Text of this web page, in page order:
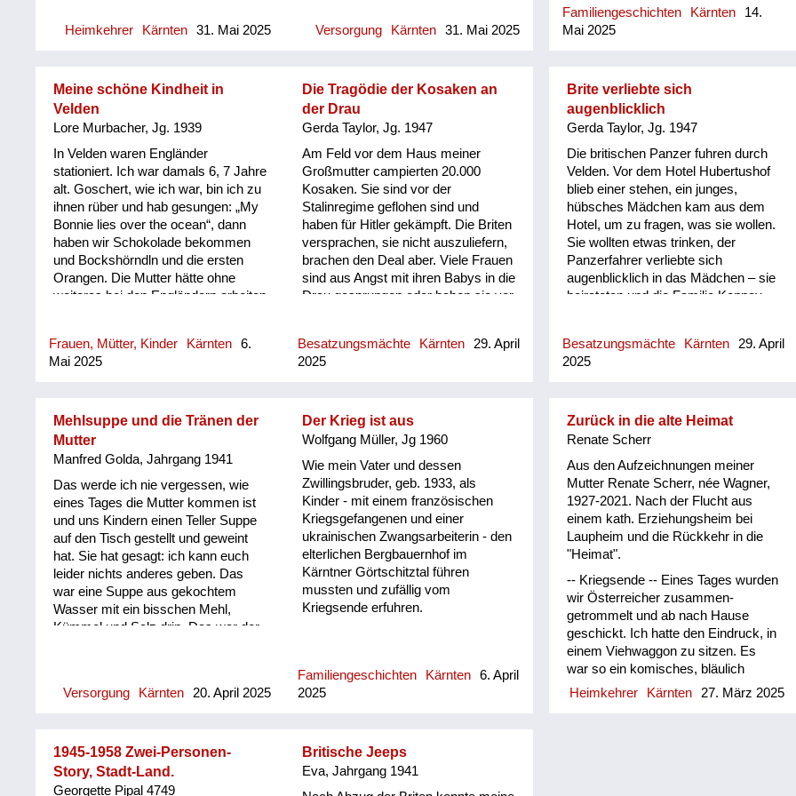
voller Schutt. A...
jetzt noch ein männliches Wesen im
Heimkehrer Kärnten 31. Mai 2025
ziemlich große Landwirtschaft
angepflanzt. Wir Kinder sind oft
tagsüber auf den Kartoffelacker
gegangen und haben die Erdäpfel
wir wieder heimkommen, ohne dass
das wer bemerkt. Es ist auch immer
ein Aufseher herumgegangen, der
aufgepasst hat, dass nichts
gestohlen wird. Wenn dann
abgeerntet war, dann durfte man
auch offiziell nach übriggebliebenen
Kartoffeln suchen. Da haben dann
abgesucht.
Versorgung Kärnten 31. Mai 2025
Familiengeschichten Kärnten
14.
Mai 2025
Meine schöne Kindheit in
Velden
Lore Murbacher, Jg. 1939
In Velden waren Engländer
stationiert. Ich war damals 6, 7 Jahre
alt. Goschert, wie ich war, bin ich zu
ihnen rüber und hab gesungen: „My
Bonnie lies over the ocean“, dann
haben wir Schokolade bekommen
und Bockshörndln und die ersten
Orangen. Die Mutter hätte ohne
weiteres bei den Engländern arbeiten
uns bleiben und sagte, sie wolle sich
den Engländern nicht auf den Schoß
Todeserklärung haben wir mehr
gekriegt. Wir haben gut gelebt, wir
haben vier Tennisplätze vor uns
einen Schilling die Stunde, dann zwei
Schilling zu zweit. Dann sind wir
jeden Tag ins Kino oder Eis essen
gegangen, wir zwei Fratzen, statt
unser geringes Einkommen
aufzubessern. Ich habe am Bacherl
Neunäugel mit der Hand gefischt.
Wir Kinder hatten ein freies Leben
Frauen, Mütter, Kinder Kärnten
6.
Mai 2025
Die Tragödie der Kosaken an
der Drau
Gerda Taylor, Jg. 1947
Am Feld vor dem Haus meiner
Großmutter campierten 20.000
Kosaken. Sie sind vor der
Stalinregime geflohen sind und
haben für Hitler gekämpft. Die Briten
versprachen, sie nicht auszuliefern,
brachen den Deal aber. Viele Frauen
sind aus Angst mit ihren Babys in die
Drau gesprungen oder haben sie vor
unserer Alm. Einige Kosakenkinder
sind von Einheimischen aufgezogen
Besatzungsmächte Kärnten
29. April
2025
Brite verliebte sich
augenblicklich
Gerda Taylor, Jg. 1947
Die britischen Panzer fuhren durch
Velden. Vor dem Hotel Hubertushof
blieb einer stehen, ein junges,
hübsches Mädchen kam aus dem
Hotel, um zu fragen, was sie wollen.
Sie wollten etwas trinken, der
Panzerfahrer verliebte sich
augenblicklich in das Mädchen – sie
heirateten und die Familie Kenney
Besatzungsmächte Kärnten
29. April
2025
Mehlsuppe und die Tränen der
Mutter
Manfred Golda, Jahrgang 1941
Das werde ich nie vergessen, wie
eines Tages die Mutter kommen ist
und uns Kindern einen Teller Suppe
auf den Tisch gestellt und geweint
hat. Sie hat gesagt: ich kann euch
leider nichts anderes geben. Das
war eine Suppe aus gekochtem
Wasser mit ein bisschen Mehl,
Kümmel und Salz drin. Das war der
Versorgung Kärnten 20. April 2025
Der Krieg ist aus
Wolfgang Müller, Jg 1960
Wie mein Vater und dessen
Zwillingsbruder, geb. 1933, als
Kinder - mit einem französischen
Kriegsgefangenen und einer
ukrainischen Zwangsarbeiterin - den
elterlichen Bergbauernhof im
Kärntner Görtschitztal führen
mussten und zufällig vom
Kriegsende erfuhren.
Familiengeschichten Kärnten
6. April
2025
Zurück in die alte Heimat
Renate Scherr
Aus den Aufzeichnungen meiner
Mutter Renate Scherr, née Wagner,
1927-2021. Nach der Flucht aus
einem kath. Erziehungsheim bei
Laupheim und die Rückkehr in die
"Heimat".
-- Kriegsende -- Eines Tages wurden
wir Österreicher zusammen-
getrommelt und ab nach Hause
geschickt. Ich hatte den Eindruck, in
einem Viehwaggon zu sitzen. Es
war so ein komisches, bläulich
gleißendes Licht. Ich weiß nicht
Heimkehrer Kärnten 27. März 2025
1945-1958 Zwei-Personen-
Story, Stadt-Land.
Georgette Pipal 4749
Britische Jeeps
Eva, Jahrgang 1941